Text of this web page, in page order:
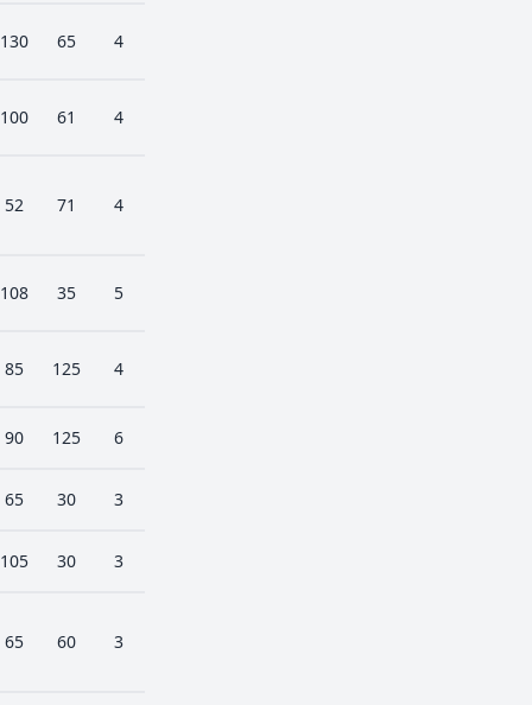
130 65 4
100 61 4
52 71 4
108 35 5
85 125 4
90 125 6
65 30 3
105 30 3
65 60 3